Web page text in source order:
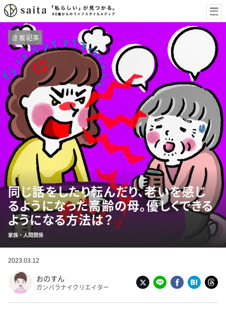
連載記事
同じ話をしたり転んだり、老いを感じ
るようになった高齢の母。優しくできる
ようになる方法は？
家族・人間関係
2023.03.12
おのすん
ガンバラナイクリエイター